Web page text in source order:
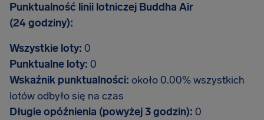
Punktualność linii lotniczej Buddha Air
(24 godziny):
Wszystkie loty: 0
Punktualne loty: 0
Wskaźnik punktualności: około 0.00% wszystkich
lotów odbyło się na czas
Długie opóźnienia (powyżej 3 godzin): 0